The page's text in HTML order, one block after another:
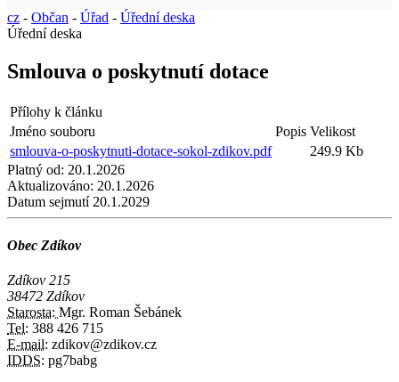
cz - Občan - Úřad - Úřední deska
Úřední deska
Smlouva o poskytnutí dotace
Přílohy k článku
Jméno souboru
Popis Velikost
smlouva-o-poskytnuti-dotace-sokol-zdikov.pdf
249.9 Kb
Platný od: 20.1.2026
Aktualizováno: 20.1.2026
Datum sejmutí20.1.2029
Obec Zdíkov
Zdíkov 215
38472 Zdíkov
Starosta: Mgr. Roman Šebánek
Tel: 388 426 715
E-mail: zdikov@zdikov.cz
IDDS: pg7babg